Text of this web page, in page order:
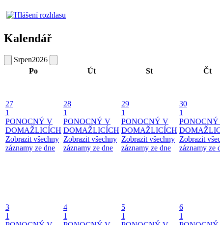
Kalendář
Srpen2026
Po
Út St Čt
27
1
PONOCNÝ V
DOMAŽLICÍCH
Zobrazit všechny
záznamy ze dne
28
1
PONOCNÝ V
DOMAŽLICÍCH
Zobrazit všechny
záznamy ze dne
29
1
PONOCNÝ V
DOMAŽLICÍCH
Zobrazit všechny
záznamy ze dne
30
1
Zobrazit
záznamy ze
3
1
4
1
5
1
6
1